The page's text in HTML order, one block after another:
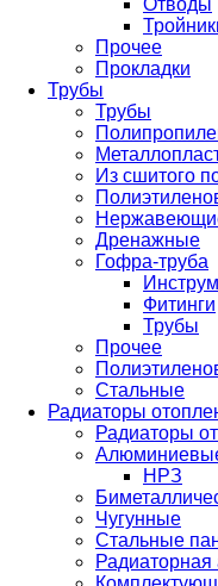
Отводы
Прочее
Прокладки
Трубы
Трубы
Из сшитого
Дренажные
Гофра-труба
Фитинги
Трубы
Прочее
Стальные
Радиаторы
Радиаторы
НРЗ
Чугунные
Стальные
Радиаторная